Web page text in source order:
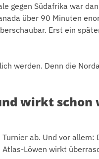
gegen Südafrika war
über 90 Minuten
Erst ein
werden. Denn die
wirkt schon
ab. Und vor allem:
Löwen wirkt